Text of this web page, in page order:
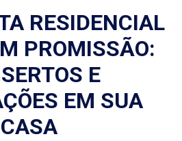
RESIDENCIAL
PROMISSÃO:
E
EM SUA
CASA